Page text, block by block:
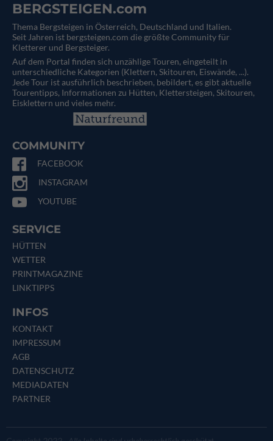
BERGSTEIGEN.com
Thema Bergsteigen in Österreich, Deutschland und Italien.
Seit Jahren ist bergsteigen.com die größte Community für
Kletterer und Bergsteiger.
Auf dem Portal finden sich unzählige Touren, eingeteilt in
unterschiedliche Kategorien (Klettern, Skitouren, Eiswände, ...).
Jede Tour ist ausführlich beschrieben, bebildert, es gibt aktuelle
Tourentipps, Informationen zu Hütten, Klettersteigen, Skitouren,
Eisklettern und vieles mehr.
COMMUNITY
FACEBOOK
INSTAGRAM
YOUTUBE
SERVICE
HÜTTEN
WETTER
PRINTMAGAZINE
LINKTIPPS
INFOS
KONTAKT
IMPRESSUM
AGB
DATENSCHUTZ
MEDIADATEN
PARTNER